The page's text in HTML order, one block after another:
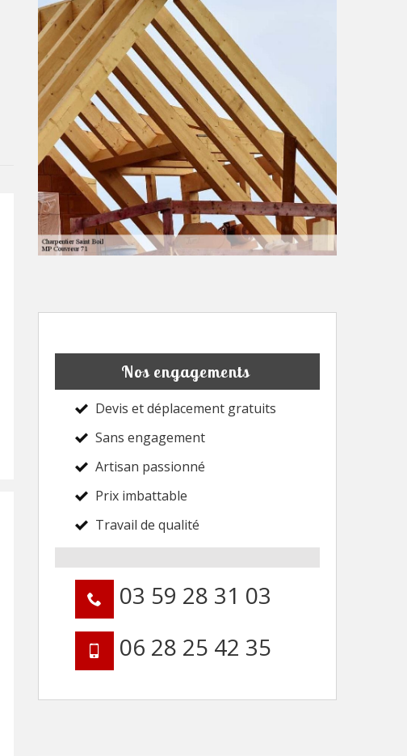
Nos engagements
Devis et déplacement gratuits
Sans engagement
Artisan passionné
Prix imbattable
Travail de qualité
03 59 28 31 03
06 28 25 42 35